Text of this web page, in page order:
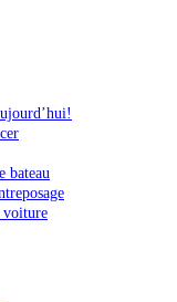
bateau
voiture